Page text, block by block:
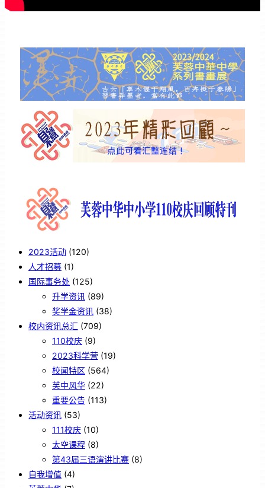
2023活动 (120)
人才招募 (1)
国际事务处 (125)
升学资讯 (89)
奖学金资讯 (38)
校内资讯总汇 (709)
110校庆 (9)
2023科学营 (19)
校闻特区 (564)
芙中风华 (22)
重要公告 (113)
活动资讯 (53)
111校庆 (10)
太空课程 (8)
第43届三语演讲比赛 (8)
自我增值 (4)